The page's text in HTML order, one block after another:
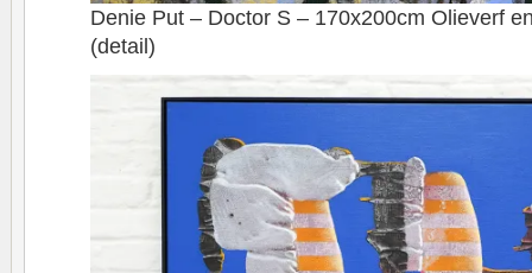
Denie Put – Doctor S – 170x200cm Olieverf
(detail)